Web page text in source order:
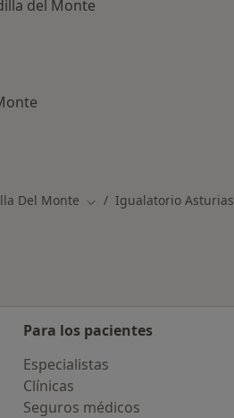
del Monte
ciudad
Del Monte Cambiar de ciudad
Igualatorio Asturias
Para los pacientes
Especialistas
Clínicas
Seguros médicos